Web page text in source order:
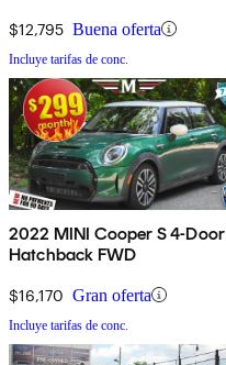
$12,795 Buena oferta
Incluye tarifas de conc.
2022 MINI Cooper S 4-Door
Hatchback FWD
$16,170 Gran oferta
Incluye tarifas de conc.